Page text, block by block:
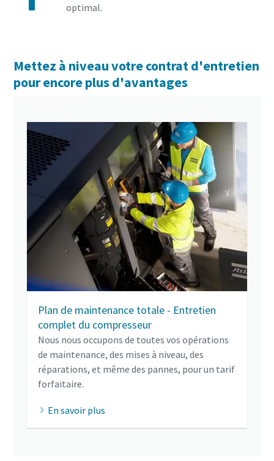
optimal.
Mettez à niveau votre contrat d'entretien
pour encore plus d'avantages
Plan de maintenance totale - Entretien
complet du compresseur
Nous nous occupons de toutes vos opérations
de maintenance, des mises à niveau, des
réparations, et même des pannes, pour un tarif
forfaitaire.
En savoir plus